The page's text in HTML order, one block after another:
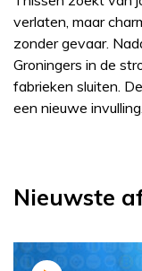
verlaten, maar
zonder gevaar.
Groningers in de
fabrieken sluiten.
een nieuwe invulling.
Nieuwste